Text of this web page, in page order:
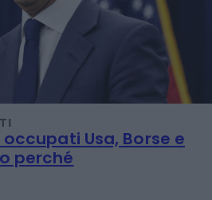
Usa, Borse e
perché